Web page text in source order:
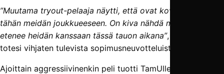
”Muutama tryout-pelaaja näytti, että ovat kovia kavereita
tähän meidän joukkueeseen. On kiva nähdä miten homma
etenee heidän kanssaan tässä tauon aikana”, Listenmaa
totesi vihjaten tulevista sopimusneuvotteluista.
Ajoittain aggressiivinenkin peli tuotti TamUlle kolme